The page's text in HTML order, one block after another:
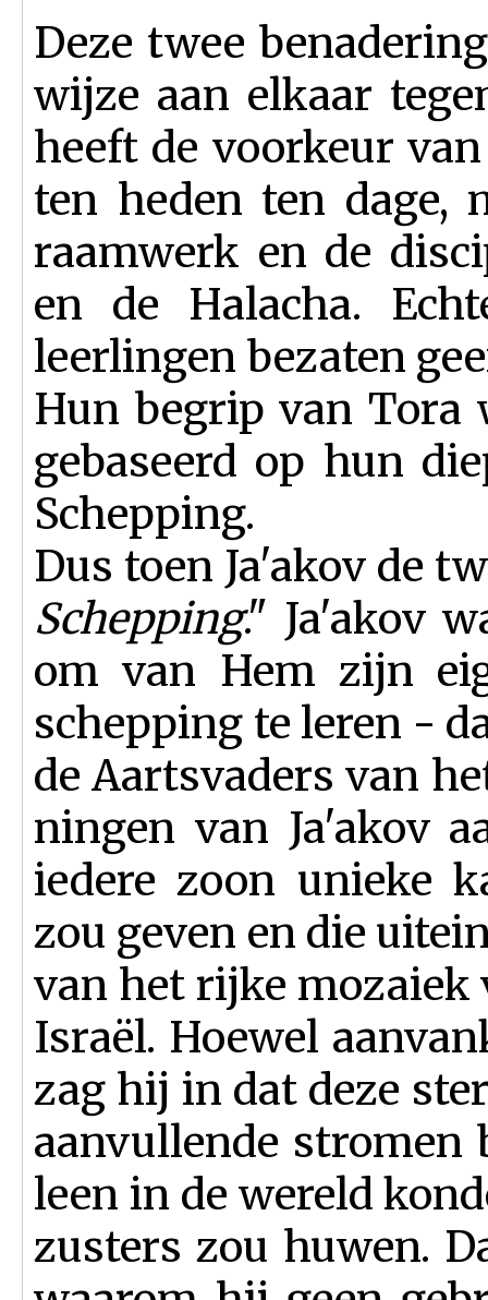
Deze twee
wijze aan elkaar
heeft de voorkeur
ten heden ten dage,
raamwerk en de
en de Halacha.
leerlin­gen bezaten
Hun begrip van Tora
gebaseerd op hun
Schepping.
Dus toen Ja'akov de
Schepping." Ja'akov
om van Hem zijn
schep­ping te leren -
de Aartsvaders van
ningen van Ja'akov
iedere zoon unieke
zou geven en die
van het rijke mozaiek
Israël. Hoewel
zag hij in dat deze
aanvullende
leen in de wereld
zusters zou huwen.